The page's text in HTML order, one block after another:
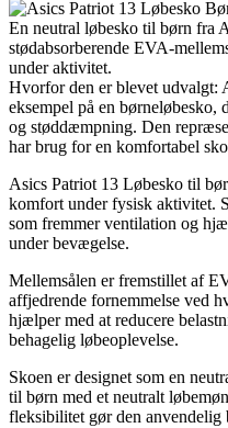
En neutral løbesko til børn fra
stødabsorberende EVA-
under aktivitet.
Hvorfor den er blevet udvalgt:
eksempel på en
og støddæmpning. Den
har brug for en komfortabel
Asics Patriot 13 Løbesko til
komfort under fysisk aktivitet.
som fremmer ventilation og
under bevægelse.
Mellemsålen er fremstillet af
affjedrende fornemmelse ved
hjælper med at reducere
behagelig løbeoplevelse.
Skoen er designet som en
til børn med et neutralt
fleksibilitet gør den anvendelig